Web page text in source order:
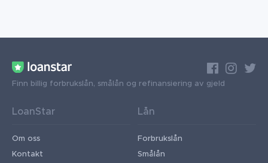
Finn billig forbrukslån, smålån og refinansiering av gjeld
LoanStar
Om oss
Kontakt
Lån
Forbrukslån
Smålån